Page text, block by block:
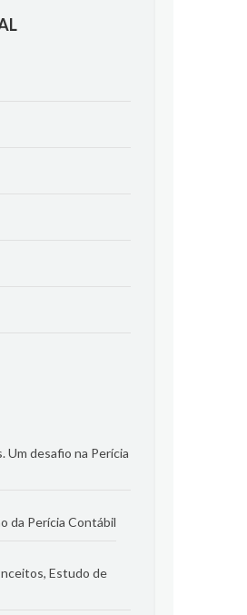
Um desafio na Perícia
da Perícia Contábil
Estudo de